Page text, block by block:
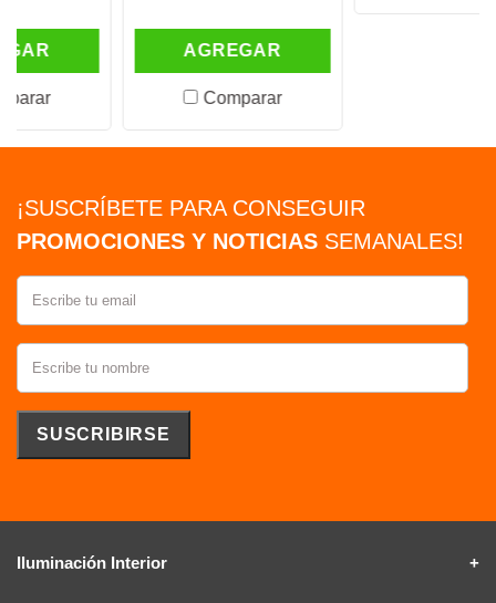
AGREGAR
Comparar
¡SUSCRÍBETE PARA CONSEGUIR
PROMOCIONES Y NOTICIAS SEMANALES!
Iluminación Interior